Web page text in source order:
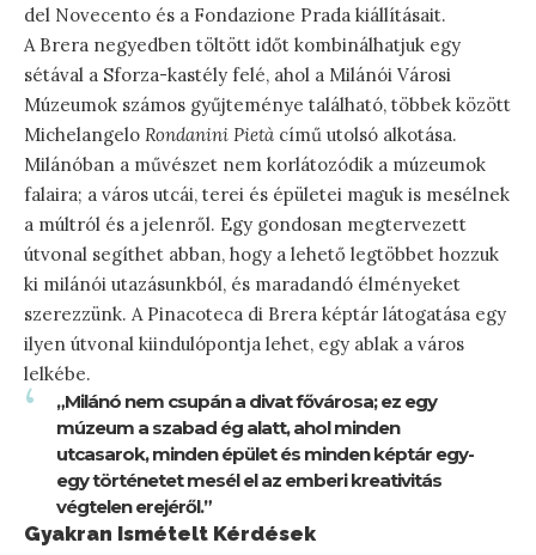
del Novecento és a Fondazione Prada kiállításait.
A Brera negyedben töltött időt kombinálhatjuk egy
sétával a Sforza-kastély felé, ahol a Milánói Városi
Múzeumok számos gyűjteménye található, többek között
Michelangelo Rondanini Pietà című utolsó alkotása.
Milánóban a művészet nem korlátozódik a múzeumok
falaira; a város utcái, terei és épületei maguk is mesélnek
a múltról és a jelenről. Egy gondosan megtervezett
útvonal segíthet abban, hogy a lehető legtöbbet hozzuk
ki milánói utazásunkból, és maradandó élményeket
szerezzünk. A Pinacoteca di Brera képtár látogatása egy
ilyen útvonal kiindulópontja lehet, egy ablak a város
lelkébe.
„Milánó nem csupán a divat fővárosa; ez egy
múzeum a szabad ég alatt, ahol minden
utcasarok, minden épület és minden képtár egy-
egy történetet mesél el az emberi kreativitás
végtelen erejéről.”
Gyakran Ismételt Kérdések